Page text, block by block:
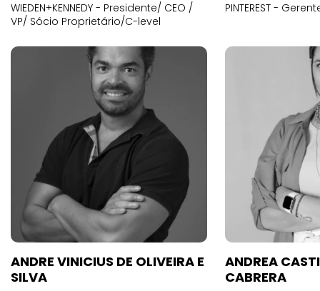
WIEDEN+KENNEDY - Presidente/ CEO /
VP/ Sócio Proprietário/C-level
PINTEREST -
ANDRE VINICIUS DE OLIVEIRA E
SILVA
ANDREA
CABRERA